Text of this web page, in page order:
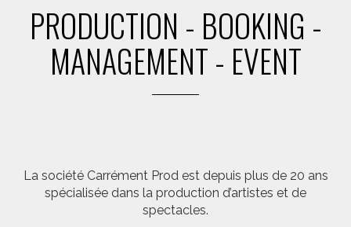
PRODUCTION - BOOKING -
MANAGEMENT - EVENT
La société Carrément Prod est depuis plus de 20 ans
spécialisée dans la production d’artistes et de
spectacles.